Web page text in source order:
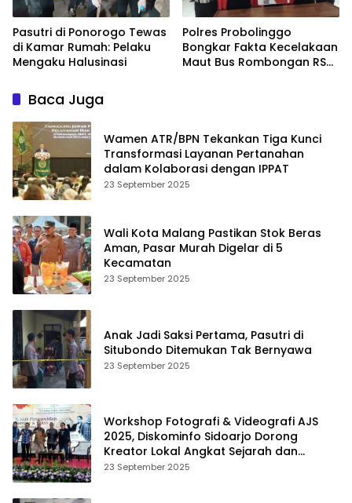
Pasutri di Ponorogo Tewas
di Kamar Rumah: Pelaku
Mengaku Halusinasi
Polres Probolinggo
Bongkar Fakta Kecelakaan
Maut Bus Rombongan RS
Baca Juga
Wamen ATR/BPN Tekankan Tiga Kunci
Transformasi Layanan Pertanahan
dalam Kolaborasi dengan IPPAT
23 September 2025
Wali Kota Malang Pastikan Stok Beras
Aman, Pasar Murah Digelar di 5
Kecamatan
23 September 2025
Anak Jadi Saksi Pertama, Pasutri di
Situbondo Ditemukan Tak Bernyawa
23 September 2025
Workshop Fotografi & Videografi AJS
2025, Diskominfo Sidoarjo Dorong
Kreator Lokal Angkat Sejarah dan
Budaya
23 September 2025